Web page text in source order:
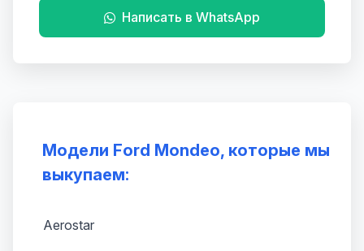
Модели Ford Mondeo, которые мы
выкупаем:
Aerostar
Написать в WhatsApp